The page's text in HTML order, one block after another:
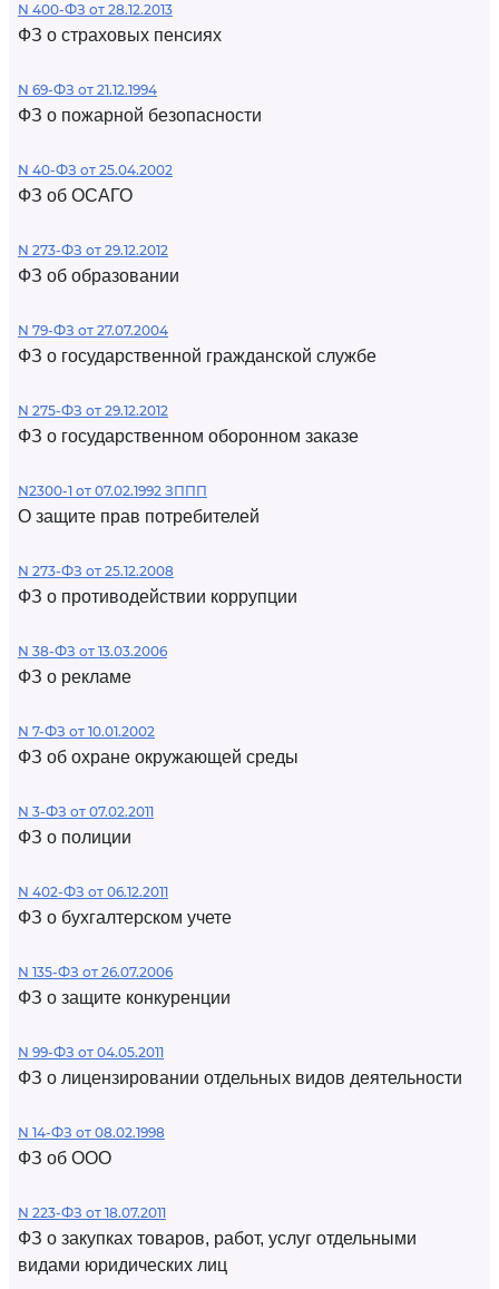
N 400-ФЗ от 28.12.2013
ФЗ о страховых пенсиях
N 69-ФЗ от 21.12.1994
ФЗ о пожарной безопасности
N 40-ФЗ от 25.04.2002
ФЗ об ОСАГО
N 273-ФЗ от 29.12.2012
ФЗ об образовании
N 79-ФЗ от 27.07.2004
ФЗ о государственной гражданской службе
N 275-ФЗ от 29.12.2012
ФЗ о государственном оборонном заказе
N2300-1 от 07.02.1992 ЗППП
О защите прав потребителей
N 273-ФЗ от 25.12.2008
ФЗ о противодействии коррупции
N 38-ФЗ от 13.03.2006
ФЗ о рекламе
N 7-ФЗ от 10.01.2002
ФЗ об охране окружающей среды
N 3-ФЗ от 07.02.2011
ФЗ о полиции
N 402-ФЗ от 06.12.2011
ФЗ о бухгалтерском учете
N 135-ФЗ от 26.07.2006
ФЗ о защите конкуренции
N 99-ФЗ от 04.05.2011
ФЗ о лицензировании отдельных видов деятельности
N 14-ФЗ от 08.02.1998
ФЗ об ООО
N 223-ФЗ от 18.07.2011
ФЗ о закупках товаров, работ, услуг отдельными
видами юридических лиц